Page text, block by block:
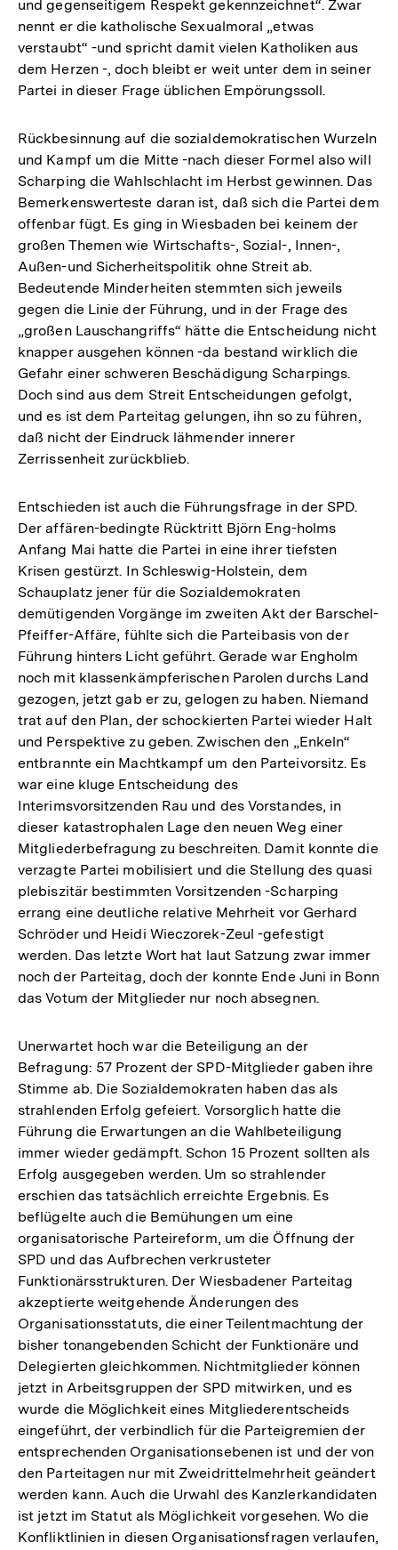
und gegenseitigem Respekt gekennzeichnet“. Zwar
nennt er die katholische Sexualmoral „etwas
verstaubt“ -und spricht damit vielen Katholiken aus
dem Herzen -, doch bleibt er weit unter dem in seiner
Partei in dieser Frage üblichen Empörungssoll.
Rückbesinnung auf die sozialdemokratischen Wurzeln
und Kampf um die Mitte -nach dieser Formel also will
Scharping die Wahlschlacht im Herbst gewinnen. Das
Bemerkenswerteste daran ist, daß sich die Partei dem
offenbar fügt. Es ging in Wiesbaden bei keinem der
großen Themen wie Wirtschafts-, Sozial-, Innen-,
Außen-und Sicherheitspolitik ohne Streit ab.
Bedeutende Minderheiten stemmten sich jeweils
gegen die Linie der Führung, und in der Frage des
„großen Lauschangriffs“ hätte die Entscheidung nicht
knapper ausgehen können -da bestand wirklich die
Gefahr einer schweren Beschädigung Scharpings.
Doch sind aus dem Streit Entscheidungen gefolgt,
und es ist dem Parteitag gelungen, ihn so zu führen,
daß nicht der Eindruck lähmender innerer
Zerrissenheit zurückblieb.
Entschieden ist auch die Führungsfrage in der SPD.
Der affären-bedingte Rücktritt Björn Eng-holms
Anfang Mai hatte die Partei in eine ihrer tiefsten
Krisen gestürzt. In Schleswig-Holstein, dem
Schauplatz jener für die Sozialdemokraten
demütigenden Vorgänge im zweiten Akt der Barschel-
Pfeiffer-Affäre, fühlte sich die Parteibasis von der
Führung hinters Licht geführt. Gerade war Engholm
noch mit klassenkämpferischen Parolen durchs Land
gezogen, jetzt gab er zu, gelogen zu haben. Niemand
trat auf den Plan, der schockierten Partei wieder Halt
und Perspektive zu geben. Zwischen den „Enkeln“
entbrannte ein Machtkampf um den Parteivorsitz. Es
war eine kluge Entscheidung des
Interimsvorsitzenden Rau und des Vorstandes, in
dieser katastrophalen Lage den neuen Weg einer
Mitgliederbefragung zu beschreiten. Damit konnte die
verzagte Partei mobilisiert und die Stellung des quasi
plebiszitär bestimmten Vorsitzenden -Scharping
errang eine deutliche relative Mehrheit vor Gerhard
Schröder und Heidi Wieczorek-Zeul -gefestigt
werden. Das letzte Wort hat laut Satzung zwar immer
noch der Parteitag, doch der konnte Ende Juni in Bonn
das Votum der Mitglieder nur noch absegnen.
Unerwartet hoch war die Beteiligung an der
Befragung: 57 Prozent der SPD-Mitglieder gaben ihre
Stimme ab. Die Sozialdemokraten haben das als
strahlenden Erfolg gefeiert. Vorsorglich hatte die
Führung die Erwartungen an die Wahlbeteiligung
immer wieder gedämpft. Schon 15 Prozent sollten als
Erfolg ausgegeben werden. Um so strahlender
erschien das tatsächlich erreichte Ergebnis. Es
beflügelte auch die Bemühungen um eine
organisatorische Parteireform, um die Öffnung der
SPD und das Aufbrechen verkrusteter
Funktionärsstrukturen. Der Wiesbadener Parteitag
akzeptierte weitgehende Änderungen des
Organisationsstatuts, die einer Teilentmachtung der
bisher tonangebenden Schicht der Funktionäre und
Delegierten gleichkommen. Nichtmitglieder können
jetzt in Arbeitsgruppen der SPD mitwirken, und es
wurde die Möglichkeit eines Mitgliederentscheids
eingeführt, der verbindlich für die Parteigremien der
entsprechenden Organisationsebenen ist und der von
den Parteitagen nur mit Zweidrittelmehrheit geändert
werden kann. Auch die Urwahl des Kanzlerkandidaten
ist jetzt im Statut als Möglichkeit vorgesehen. Wo die
Konfliktlinien in diesen Organisationsfragen verlaufen,